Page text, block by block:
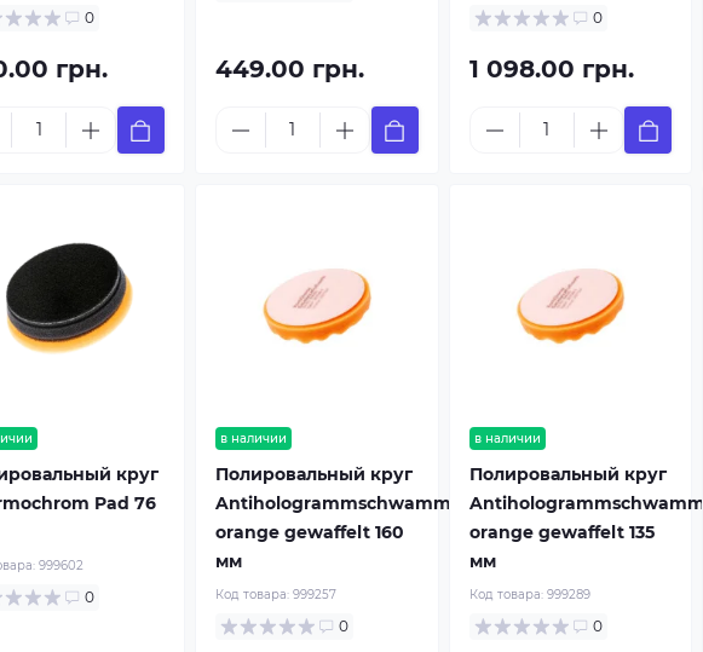
0
грн. 449.00 грн.
0
1 098.00 грн.
круг
Pad 76
999602
0
в наличии
Полировальный круг
Antihologrammschwamm
orange gewaffelt 160
мм
Код товара: 999257
0
в наличии
Полировальный круг
Antihologrammschwamm
orange gewaffelt 135
мм
Код товара: 999289
0